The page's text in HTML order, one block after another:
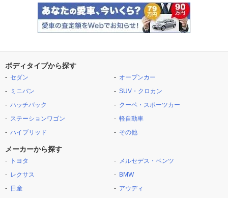
ボディタイプから探す
セダン
ミニバン
ハッチバック
ステーションワゴン
ハイブリッド
オープンカー
SUV・クロカン
クーペ・スポーツカー
軽自動車
その他
メーカーから探す
トヨタ
レクサス
日産
メルセデス・ベンツ
BMW
アウディ